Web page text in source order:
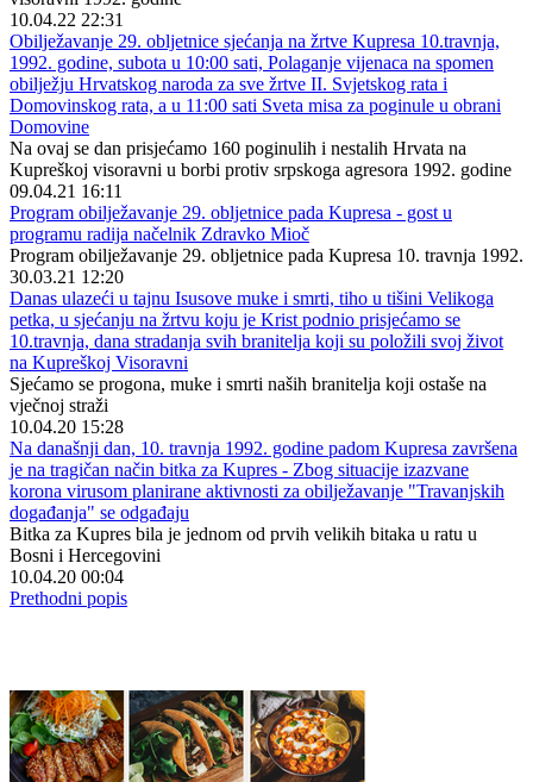
10.04.22 22:31
Obilježavanje 29. obljetnice sjećanja na žrtve Kupresa 10.travnja,
1992. godine, subota u 10:00 sati, Polaganje vijenaca na spomen
obilježju Hrvatskog naroda za sve žrtve II. Svjetskog rata i
Domovinskog rata, a u 11:00 sati Sveta misa za poginule u obrani
Domovine
Na ovaj se dan prisjećamo 160 poginulih i nestalih Hrvata na
Kupreškoj visoravni u borbi protiv srpskoga agresora 1992. godine
09.04.21 16:11
Program obilježavanje 29. obljetnice pada Kupresa - gost u
programu radija načelnik Zdravko Mioč
Program obilježavanje 29. obljetnice pada Kupresa 10. travnja 1992.
30.03.21 12:20
Danas ulazeći u tajnu Isusove muke i smrti, tiho u tišini Velikoga
petka, u sjećanju na žrtvu koju je Krist podnio prisjećamo se
10.travnja, dana stradanja svih branitelja koji su položili svoj život
na Kupreškoj Visoravni
Sjećamo se progona, muke i smrti naših branitelja koji ostaše na
vječnoj straži
10.04.20 15:28
Na današnji dan, 10. travnja 1992. godine padom Kupresa završena
je na tragičan način bitka za Kupres - Zbog situacije izazvane
korona virusom planirane aktivnosti za obilježavanje "Travanjskih
događanja" se odgađaju
Bitka za Kupres bila je jednom od prvih velikih bitaka u ratu u
Bosni i Hercegovini
10.04.20 00:04
Prethodni popis